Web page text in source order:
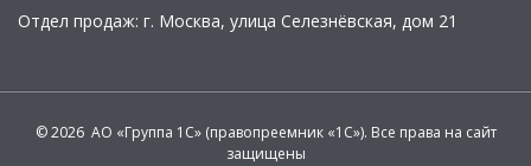
Отдел продаж: г. Москва, улица Селезнёвская, дом 21
© 2026 АО «Группа 1С» (правопреемник «1С»). Все права на сайт
защищены